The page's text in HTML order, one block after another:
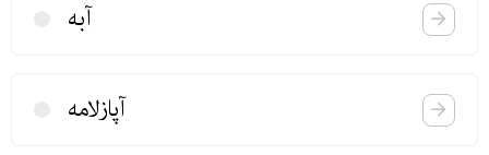
آبه‌
آپازلامه‌